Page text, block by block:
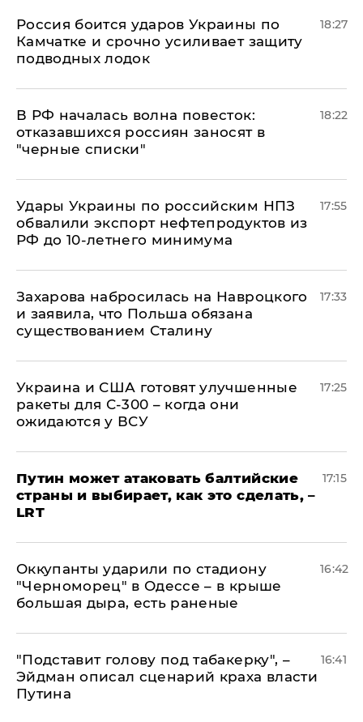
Россия боится ударов Украины по
Камчатке и срочно усиливает защиту
подводных лодок
18:27
​В РФ началась волна повесток:
отказавшихся россиян заносят в
"черные списки"
18:22
Удары Украины по российским НПЗ
обвалили экспорт нефтепродуктов из
РФ до 10-летнего минимума
17:55
​Захарова набросилась на Навроцкого
и заявила, что Польша обязана
существованием Сталину
17:33
Украина и США готовят улучшенные
ракеты для С-300 – когда они
ожидаются у ВСУ
17:25
Путин может атаковать балтийские
страны и выбирает, как это сделать, –
LRT
17:15
Оккупанты ударили по стадиону
"Черноморец" в Одессе – в крыше
большая дыра, есть раненые
16:42
​"Подставит голову под табакерку", –
Эйдман описал сценарий краха власти
Путина
16:41